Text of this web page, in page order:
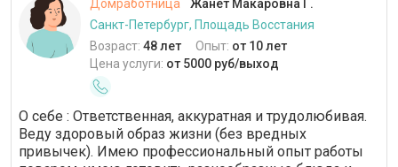
Домработница
Жанет Макаровна Г.
Санкт-Петербург, Площадь Восстания
Возраст: 48 лет Опыт: от 10 лет
Цена услуги: от 5000 руб/выход
О себе : Ответственная, аккуратная и трудолюбивая.
Веду здоровый образ жизни (без вредных
привычек). Имею профессиональный опыт работы